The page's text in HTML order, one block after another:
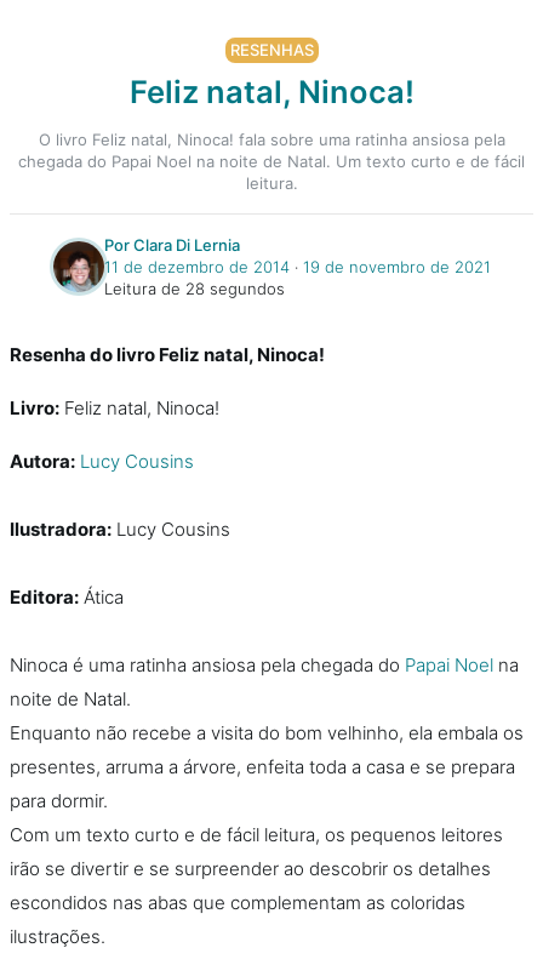
RESENHAS
Feliz natal, Ninoca!
O livro Feliz natal, Ninoca! fala sobre uma ratinha ansiosa pela
chegada do Papai Noel na noite de Natal. Um texto curto e de fácil
leitura.
Por Clara Di Lernia
11 de dezembro de 2014‧ 19 de novembro de 2021
Leitura de 28 segundos
Resenha do livro Feliz natal, Ninoca!
Livro: Feliz natal, Ninoca!
Autora: Lucy Cousins
Ilustradora: Lucy Cousins
Editora: Ática
Ninoca é uma ratinha ansiosa pela chegada do Papai Noel na
noite de Natal.
Enquanto não recebe a visita do bom velhinho, ela embala os
presentes, arruma a árvore, enfeita toda a casa e se prepara
para dormir.
Com um texto curto e de fácil leitura, os pequenos leitores
irão se divertir e se surpreender ao descobrir os detalhes
escondidos nas abas que complementam as coloridas
ilustrações.